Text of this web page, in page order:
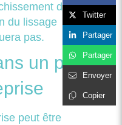
du seuil
du lissage
pas.
un plan
peut être
Twitter
Partager
Partager
Envoyer
Copier